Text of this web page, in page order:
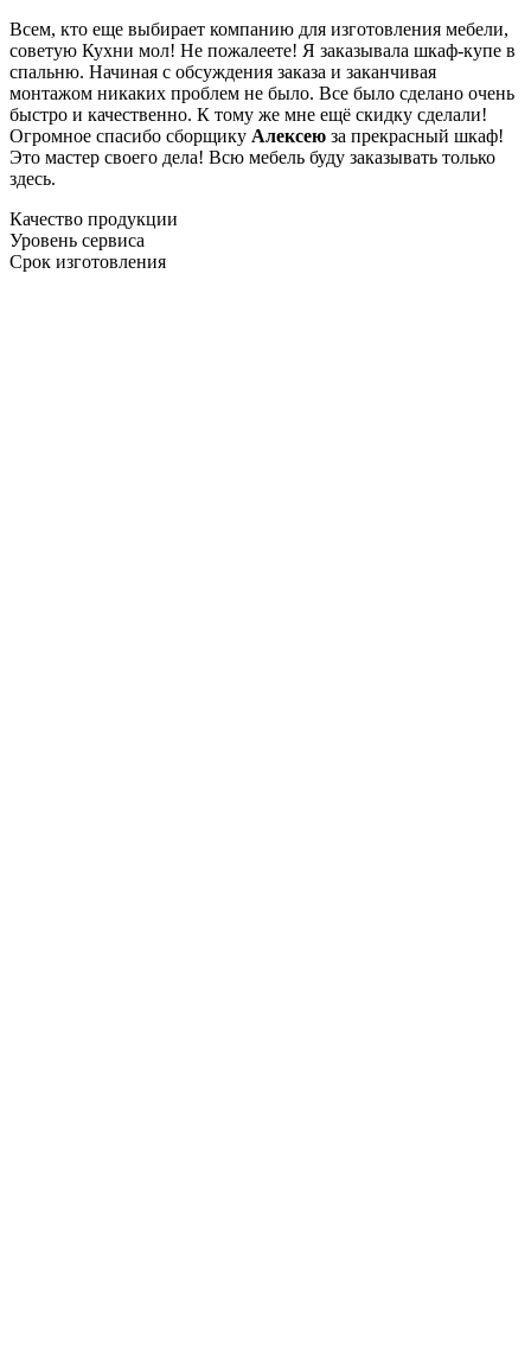
Всем, кто еще выбирает компанию для изготовления мебели,
советую Кухни мол! Не пожалеете! Я заказывала шкаф-купе в
спальню. Начиная с обсуждения заказа и заканчивая
монтажом никаких проблем не было. Все было сделано очень
быстро и качественно. К тому же мне ещё скидку сделали!
Огромное спасибо сборщику Алексею за прекрасный шкаф!
Это мастер своего дела! Всю мебель буду заказывать только
здесь.
Качество продукции
Уровень сервиса
Срок изготовления